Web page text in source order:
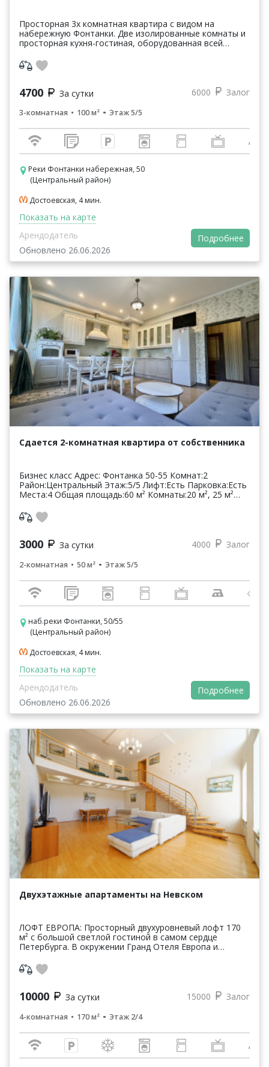
Просторная 3х комнатная квартира с видом на
набережную Фонтанки. Две изолированные комнаты и
просторная кухня-гостиная, оборудованная всей
В...
4700 За сутки 6000 Залог
3-комнатная 100 м² Этаж 5/5
Реки Фонтанки набережная, 50
(Центральный район)
Достоевская, 4 мин.
Показать на карте
Арендодатель
Обновлено 26.06.2026
Подробнее
Сдается 2-комнатная квартира от собственника
Бизнес класс Адрес: Фонтанка 50-55 Комнат:2
Район:Центральный Этаж:5/5 Лифт:Есть Парковка:Есть
Места:4 Общая площадь:60 м² Комнаты:20 м², 25 м²
3000 За сутки 4000 Залог
2-комнатная 50 м² Этаж 5/5
наб.реки Фонтанки, 50/55
(Центральный район)
Достоевская, 4 мин.
Показать на карте
Арендодатель
Обновлено 26.06.2026
Подробнее
Двухэтажные апартаменты на Невском
ЛОФТ ЕВРОПА: Просторный двухуровневый лофт 170
м² с большой светлой гостиной в самом сердце
Петербурга. В окружении Гранд Отеля Европа и
атмосферу светс...
10000 За сутки 15000 Залог
4-комнатная 170 м² Этаж 2/4